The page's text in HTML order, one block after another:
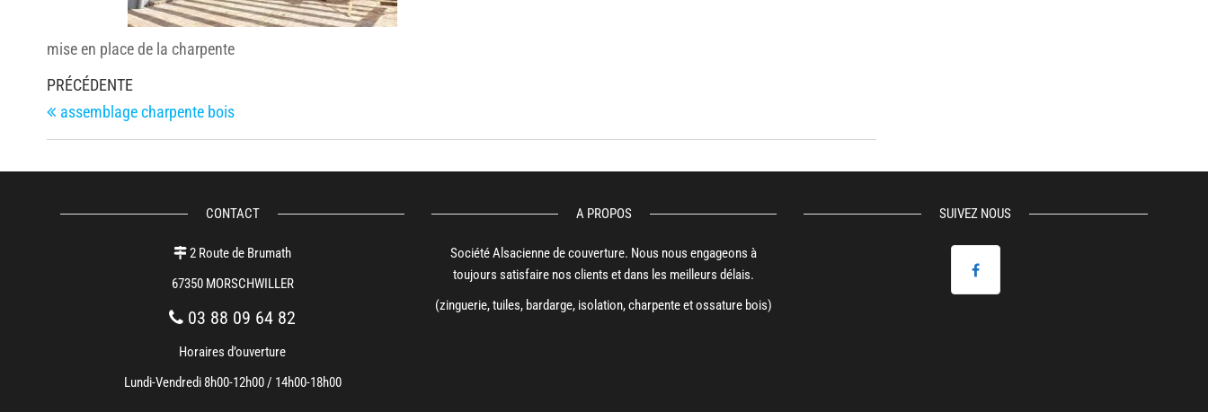
mise en place de la charpente
Navigation
de
l’article
Article
précédent
PRÉCÉDENTE
assemblage charpente bois
CONTACT
2 Route de Brumath
67350 MORSCHWILLER
03 88 09 64 82
Horaires d’ouverture
Lundi-Vendredi 8h00-12h00 / 14h00-18h00
A PROPOS
Société Alsacienne de couverture. Nous nous engageons à
toujours satisfaire nos clients et dans les meilleurs délais.
(zinguerie, tuiles, bardarge, isolation, charpente et ossature bois)
SUIVEZ NOUS